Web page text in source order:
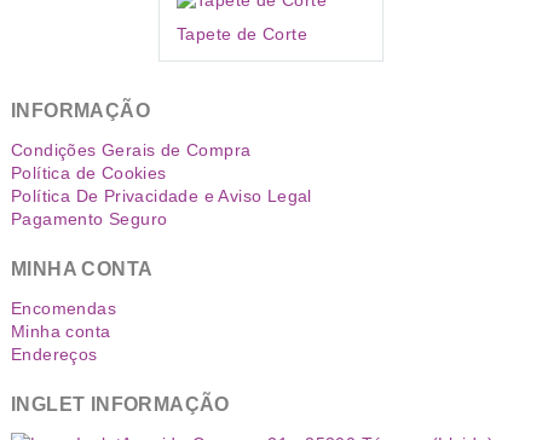
Tapete de Corte
INFORMAÇÃO
Condições Gerais de Compra
Política de Cookies
Política De Privacidade e Aviso Legal
Pagamento Seguro
MINHA CONTA
Encomendas
Minha conta
Endereços
INGLET INFORMAÇÃO